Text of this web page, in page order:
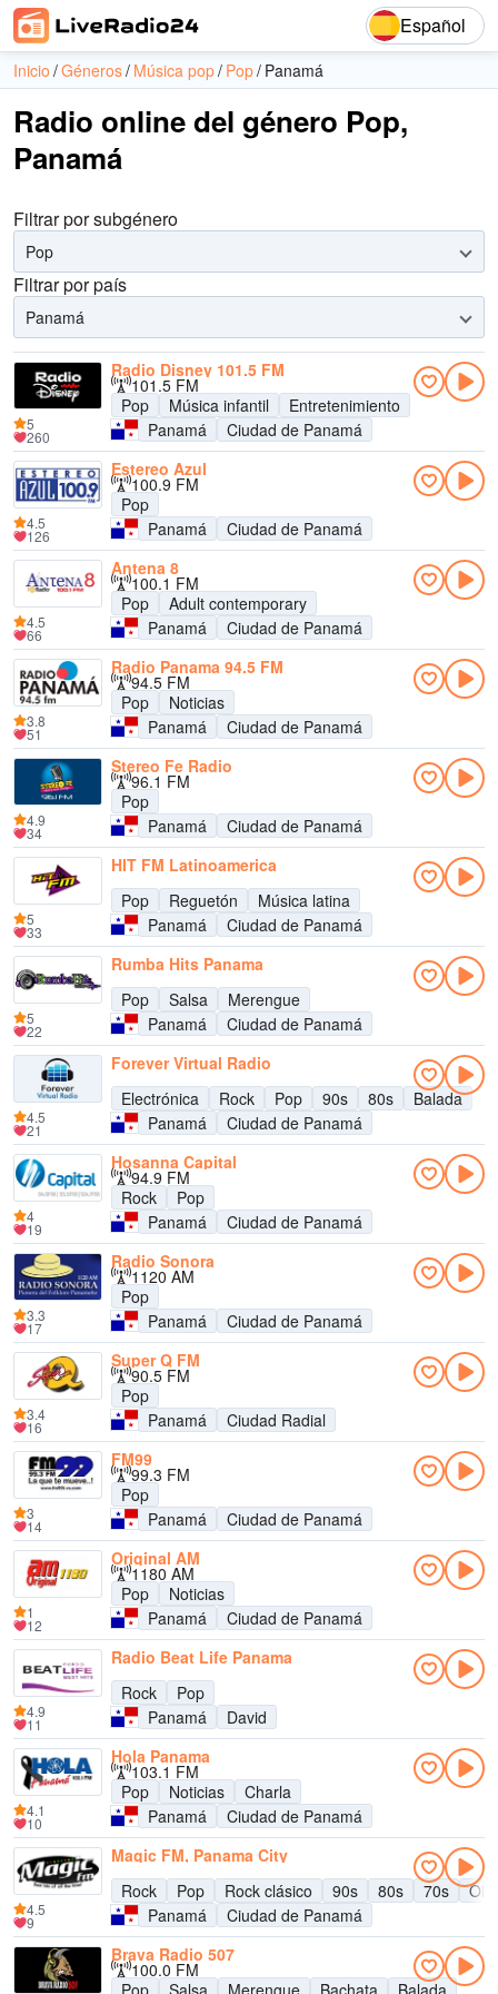
Español
Inicio Géneros Música pop Pop Panamá
Radio online del género Pop,
Panamá
Filtrar por subgénero
Pop
Filtrar por país
Panamá
Radio Disney 101.5 FM
101.5 FM
Pop
Música infantil
Entretenimiento
Panamá
Ciudad de Panamá
5
260
Estereo Azul
100.9 FM
Pop
Panamá
Ciudad de Panamá
4.5
126
Antena 8
100.1 FM
Pop
Adult contemporary
Panamá
Ciudad de Panamá
4.5
66
Radio Panama 94.5 FM
94.5 FM
Pop
Noticias
Panamá
Ciudad de Panamá
3.8
51
Stereo Fe Radio
96.1 FM
Pop
Panamá
Ciudad de Panamá
4.9
34
HIT FM Latinoamerica
Pop
Reguetón
Música latina
Panamá
Ciudad de Panamá
5
33
Rumba Hits Panama
Pop
Salsa
Merengue
Panamá
Ciudad de Panamá
5
22
Forever Virtual Radio
Electrónica
Rock Pop 90s 80s
Balada
Panamá
Ciudad de Panamá
4.5
21
Hosanna Capital
94.9 FM
Rock
Pop
Panamá
Ciudad de Panamá
4
19
Radio Sonora
1120 AM
Pop
Panamá
Ciudad de Panamá
3.3
17
Super Q FM
90.5 FM
Pop
Panamá
Ciudad Radial
3.4
16
FM99
99.3 FM
Pop
Panamá
Ciudad de Panamá
3
14
Original AM
1180 AM
Pop
Noticias
Panamá
Ciudad de Panamá
1
12
Radio Beat Life Panama
Rock
Pop
Panamá
David
4.9
11
Hola Panama
103.1 FM
Pop
Noticias
Charla
Panamá
Ciudad de Panamá
4.1
10
Magic FM, Panama City
Rock
Pop Rock clásico 90s 80s 70s
Panamá
Ciudad de Panamá
4.5
9
Brava Radio 507
100.0 FM
Pop
Salsa Merengue Bachata Balada